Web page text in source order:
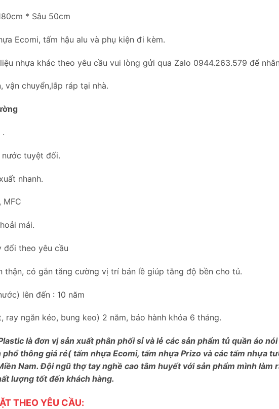
* Sâu 50cm
Ecomi, tấm hậu alu và phụ kiện đi kèm.
nhựa khác theo yêu cầu vui lòng gửi qua Zalo 0944.263.579 để
vận chuyển,lắp ráp tại nhà.
.
nước tuyệt đối.
nhanh.
MFC
mái.
đổi theo yêu cầu
thận, có gắn tăng cường vị trí bản lề giúp tăng độ bền cho tủ.
lên đến : 10 năm
ray ngăn kéo, bung keo) 2 năm, bảo hành khóa 6 tháng.
là đơn vị sản xuất phân phối sỉ và lẻ các sản phẩm tủ quần áo
thông giá rẻ( tấm nhựa Ecomi, tấm nhựa Prizo và các tấm nhựa
Nam. Đội ngũ thợ tay nghề cao tâm huyết với sản phẩm mình làm
lượng tốt đến khách hàng.
THEO YÊU CẦU: